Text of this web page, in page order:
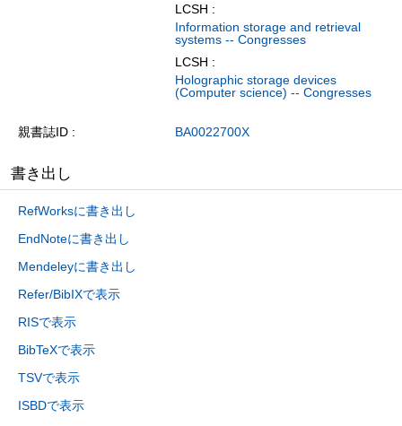
LCSH :
Information storage and retrieval
systems -- Congresses
LCSH :
Holographic storage devices
(Computer science) -- Congresses
親書誌ID BA0022700X
書き出し
RefWorksに書き出し
EndNoteに書き出し
Mendeleyに書き出し
Refer/BibIXで表示
RISで表示
BibTeXで表示
TSVで表示
ISBDで表示